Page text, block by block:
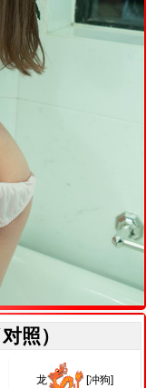
照）
龙 [冲狗]